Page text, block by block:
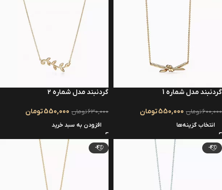
گردنبند مدل شماره 1
600,000تومان 550,000تومان
انتخاب گزینه‌ها
گردنبند مدل شماره ۲
630,000تومان 550,000تومان
افزودن به سبد خرید
-4%
-4%